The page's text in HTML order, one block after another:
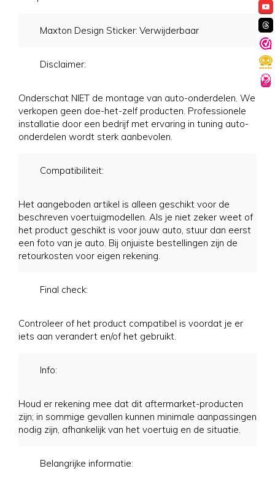
Maxton Design Sticker: Verwijderbaar
Disclaimer:
Onderschat NIET de montage van auto-onderdelen. We
verkopen geen doe-het-zelf producten. Professionele
installatie door een bedrijf met ervaring in tuning auto-
onderdelen wordt sterk aanbevolen.
Compatibiliteit:
Het aangeboden artikel is alleen geschikt voor de
beschreven voertuigmodellen. Als je niet zeker weet of
het product geschikt is voor jouw auto, stuur dan eerst
een foto van je auto. Bij onjuiste bestellingen zijn de
retourkosten voor eigen rekening.
Final check:
Controleer of het product compatibel is voordat je er
iets aan verandert en/of het gebruikt.
Info:
Houd er rekening mee dat dit aftermarket-producten
zijn; in sommige gevallen kunnen minimale aanpassingen
nodig zijn, afhankelijk van het voertuig en de situatie.
Belangrijke informatie: